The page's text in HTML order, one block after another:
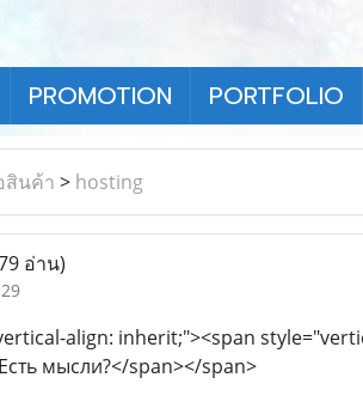
PROMOTION PORTFOLIO
สินค้า > hosting
อ่าน)
align: inherit;"><span
мысли?</span></span>